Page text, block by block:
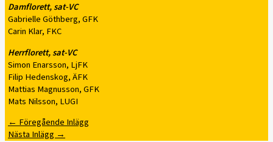
Damflorett, sat-VC
Gabrielle Göthberg, GFK
Carin Klar, FKC
Herrflorett, sat-VC
Simon Enarsson, LjFK
Filip Hedenskog, ÄFK
Mattias Magnusson, GFK
Mats Nilsson, LUGI
←Föregående Inlägg
Nästa Inlägg→